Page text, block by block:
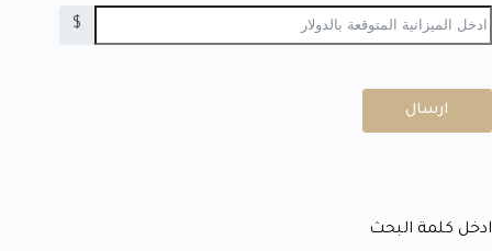
$
ارسال
ادخل كلمة البحث